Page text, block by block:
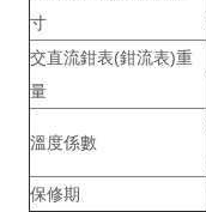
寸
交直流鉗表(鉗流表)重
量
溫度係數
保修期